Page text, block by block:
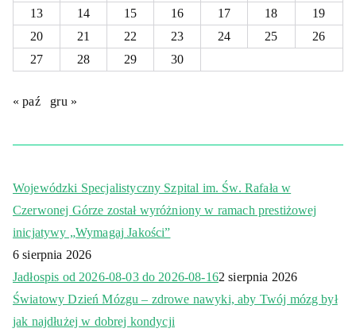
13
14 15 16 17 18
19
20
21 22 23 24 25
26
27
28 29 30
« paź gru »
Wojewódzki Specjalistyczny Szpital im. Św. Rafała w
Czerwonej Górze został wyróżniony w ramach prestiżowej
inicjatywy „Wymagaj Jakości”
6 sierpnia 2026
Jadłospis od 2026-08-03 do 2026-08-162 sierpnia 2026
Światowy Dzień Mózgu – zdrowe nawyki, aby Twój mózg był
jak najdłużej w dobrej kondycji